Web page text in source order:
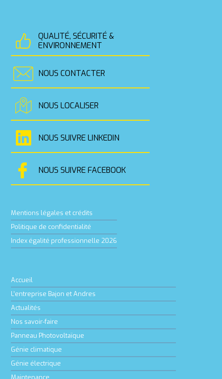
QUALITÉ, SÉCURITÉ &
ENVIRONNEMENT
NOUS CONTACTER
NOUS LOCALISER
NOUS SUIVRE LINKEDIN
NOUS SUIVRE FACEBOOK
Mentions légales et crédits
Politique de confidentialité
Index égalité professionnelle 2026
Accueil
L’entreprise Bajon et Andres
Actualités
Nos savoir-faire
Panneau Photovoltaïque
Génie climatique
Génie électrique